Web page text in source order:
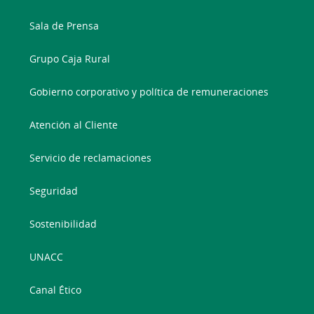
Sala de Prensa
Grupo Caja Rural
Gobierno corporativo y política de remuneraciones
Atención al Cliente
Servicio de reclamaciones
Seguridad
Sostenibilidad
UNACC
Canal Ético